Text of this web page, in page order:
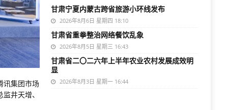
讯集团市场
井天增、
甘肃宁夏内蒙古跨省旅游小环线发布
2026年8月6日 星期四 18:10
甘肃省重拳整治网络餐饮乱象
2026年8月5日 星期三 16:43
甘肃省二〇二六年上半年农业农村发展成效明
显
2026年8月3日 星期一 16:44